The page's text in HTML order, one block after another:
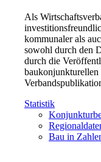
Als
kommunaler als
sowohl durch den
durch die
baukonjunkturellen
Statistik
Bau in